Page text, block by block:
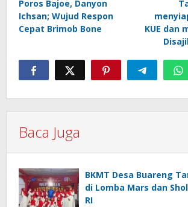
Poros Bajoe, Danyon
Ichsan; Wujud Respon
Cepat Brimob Bone
KUE dan
Baca Juga
BKMT Desa Buareng
di Lomba Mars dan
RI